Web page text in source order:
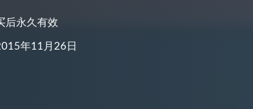
后永久有效
年11月26日